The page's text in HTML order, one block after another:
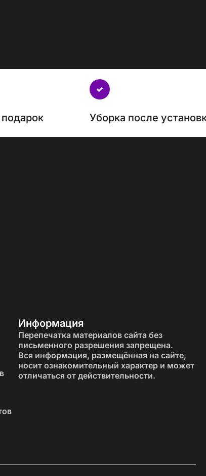
Уборка после
Информация
Перепечатка материалов сайта без
письменного разрешения запрещена.
Вся информация, размещённая на сайте,
носит ознакомительный характер и может
отличаться от действительности.